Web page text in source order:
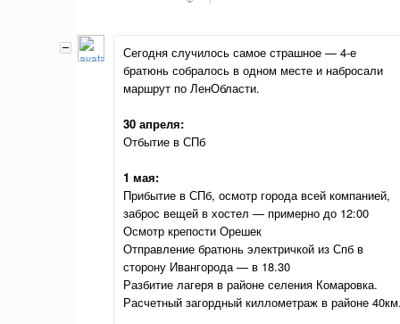
Сегодня случилось самое страшное — 4-е
братюнь собралось в одном месте и набросали
маршрут по ЛенОбласти.
30 апреля:
Отбытие в СПб
1 мая:
Прибытие в СПб, осмотр города всей компанией,
заброс вещей в хостел — примерно до 12:00
Осмотр крепости Орешек
Отправление братюнь электричкой из Спб в
сторону Ивангорода — в 18.30
Разбитие лагеря в районе селения Комаровка.
Расчетный загордный киллометраж в районе